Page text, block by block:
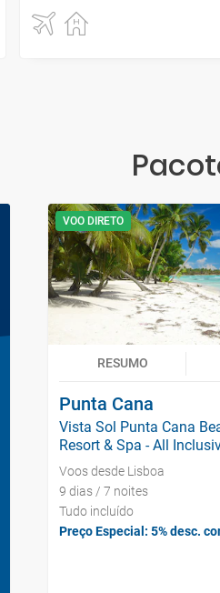
VOO DIRETO
RESUMO
Punta Cana
Vista Sol Punta Cana
Resort & Spa - All
Voos desde Lisboa
9 dias / 7 noites
Tudo incluído
Preço Especial: 5% desc.